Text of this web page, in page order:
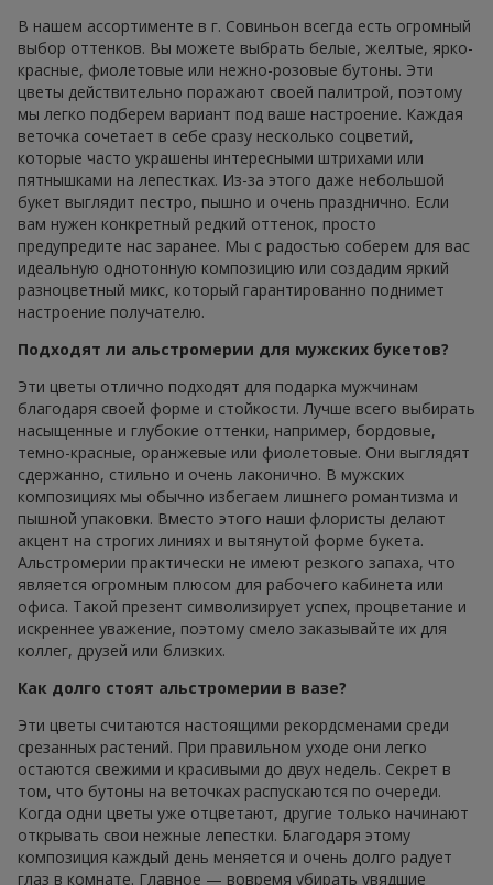
В нашем ассортименте в г. Совиньон всегда есть огромный
выбор оттенков. Вы можете выбрать белые, желтые, ярко-
красные, фиолетовые или нежно-розовые бутоны. Эти
цветы действительно поражают своей палитрой, поэтому
мы легко подберем вариант под ваше настроение. Каждая
веточка сочетает в себе сразу несколько соцветий,
которые часто украшены интересными штрихами или
пятнышками на лепестках. Из-за этого даже небольшой
букет выглядит пестро, пышно и очень празднично. Если
вам нужен конкретный редкий оттенок, просто
предупредите нас заранее. Мы с радостью соберем для вас
идеальную однотонную композицию или создадим яркий
разноцветный микс, который гарантированно поднимет
настроение получателю.
Подходят ли альстромерии для мужских букетов?
Эти цветы отлично подходят для подарка мужчинам
благодаря своей форме и стойкости. Лучше всего выбирать
насыщенные и глубокие оттенки, например, бордовые,
темно-красные, оранжевые или фиолетовые. Они выглядят
сдержанно, стильно и очень лаконично. В мужских
композициях мы обычно избегаем лишнего романтизма и
пышной упаковки. Вместо этого наши флористы делают
акцент на строгих линиях и вытянутой форме букета.
Альстромерии практически не имеют резкого запаха, что
является огромным плюсом для рабочего кабинета или
офиса. Такой презент символизирует успех, процветание и
искреннее уважение, поэтому смело заказывайте их для
коллег, друзей или близких.
Как долго стоят альстромерии в вазе?
Эти цветы считаются настоящими рекордсменами среди
срезанных растений. При правильном уходе они легко
остаются свежими и красивыми до двух недель. Секрет в
том, что бутоны на веточках распускаются по очереди.
Когда одни цветы уже отцветают, другие только начинают
открывать свои нежные лепестки. Благодаря этому
композиция каждый день меняется и очень долго радует
глаз в комнате. Главное — вовремя убирать увядшие